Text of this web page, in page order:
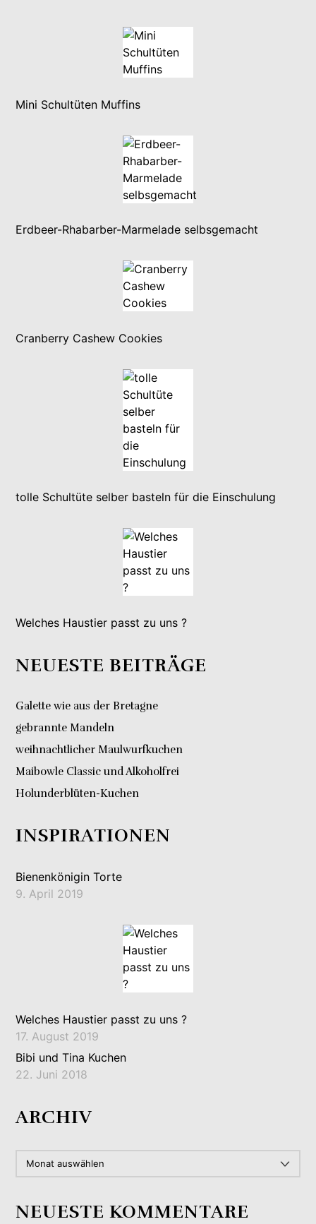
Mini Schultüten Muffins
Erdbeer-Rhabarber-Marmelade selbsgemacht
Cranberry Cashew Cookies
tolle Schultüte selber basteln für die Einschulung
Welches Haustier passt zu uns ?
NEUESTE BEITRÄGE
Galette wie aus der Bretagne
gebrannte Mandeln
weihnachtlicher Maulwurfkuchen
Maibowle Classic und Alkoholfrei
Holunderblüten-Kuchen
INSPIRATIONEN
Bienenkönigin Torte
9. April 2019
Welches Haustier passt zu uns ?
17. August 2019
Bibi und Tina Kuchen
22. Juni 2018
ARCHIV
NEUESTE KOMMENTARE